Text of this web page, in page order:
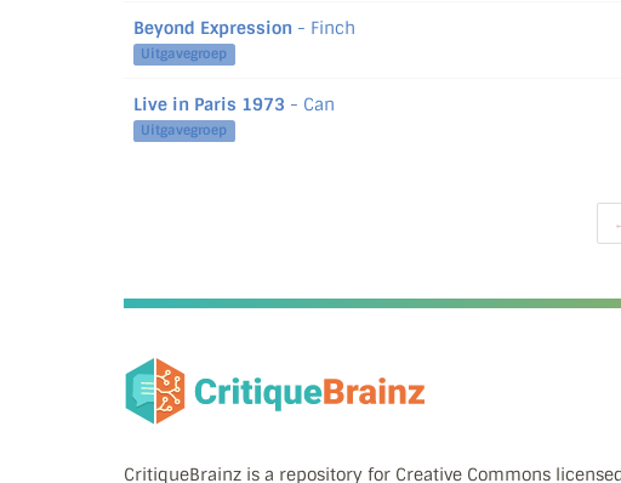
Beyond Expression - Finch
Uitgavegroep
Live in Paris 1973 - Can
Uitgavegroep
CritiqueBrainz is a repository for Creative Commons